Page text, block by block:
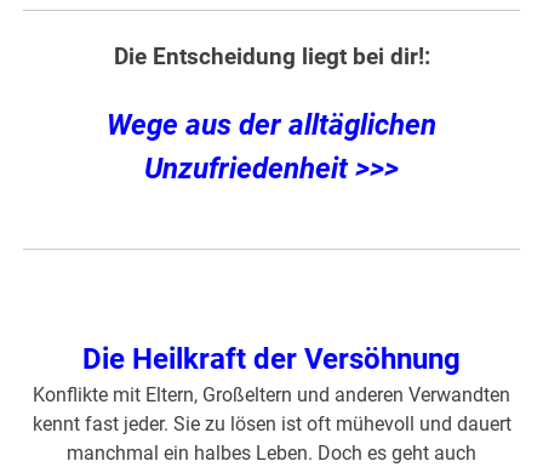
Die Entscheidung liegt bei dir!:
Wege aus der alltäglichen
Unzufriedenheit >>>
Die Heilkraft der Versöhnung
Konflikte mit Eltern, Großeltern und anderen Verwandten
kennt fast jeder. Sie zu lösen ist oft mühevoll und dauert
manchmal ein halbes Leben. Doch es geht auch